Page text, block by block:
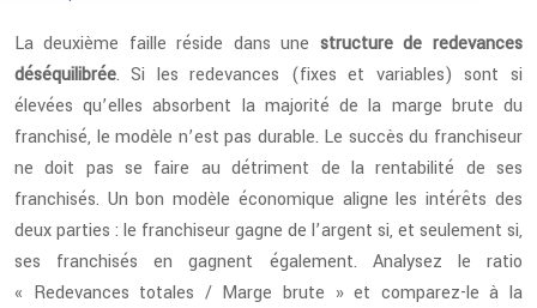
La deuxième faille réside dans une structure de redevances
déséquilibrée. Si les redevances (fixes et variables) sont si
élevées qu’elles absorbent la majorité de la marge brute du
franchisé, le modèle n’est pas durable. Le succès du franchiseur
ne doit pas se faire au détriment de la rentabilité de ses
franchisés. Un bon modèle économique aligne les intérêts des
deux parties : le franchiseur gagne de l’argent si, et seulement si,
ses franchisés en gagnent également. Analysez le ratio
« Redevances totales / Marge brute » et comparez-le à la